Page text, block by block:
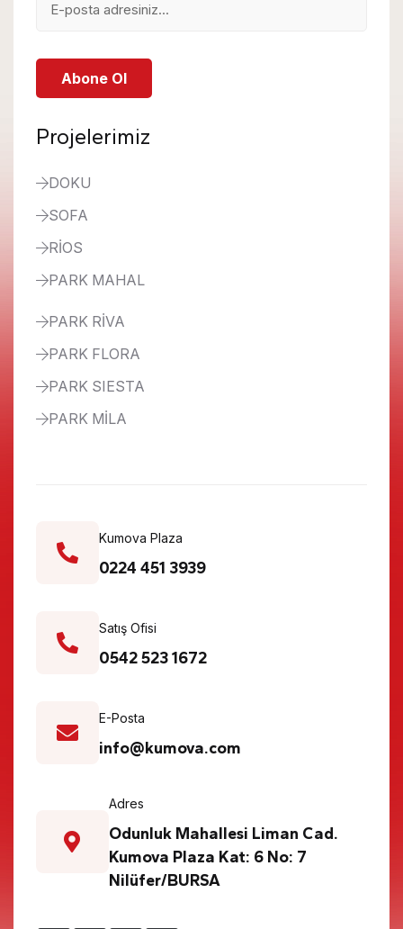
Abone Ol
Projelerimiz
DOKU
SOFA
RİOS
PARK MAHAL
PARK RİVA
PARK FLORA
PARK SIESTA
PARK MİLA
Kumova Plaza
0224 451 3939
Satış Ofisi
0542 523 1672
E-Posta
info@kumova.com
Adres
Odunluk Mahallesi Liman Cad.
Kumova Plaza Kat: 6 No: 7
Nilüfer/BURSA